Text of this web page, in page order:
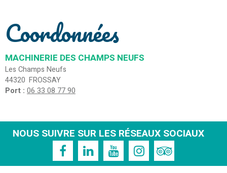
Coordonnées
MACHINERIE DES CHAMPS NEUFS
Les Champs Neufs
44320 FROSSAY
Port : 06 33 08 77 90
NOUS SUIVRE SUR LES RÉSEAUX SOCIAUX